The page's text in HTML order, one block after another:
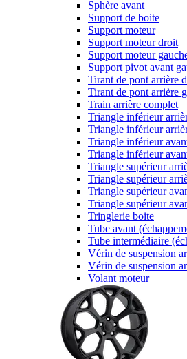
Sphère avant
Support de boite
Support moteur
Support moteur droit
Support moteur
Support pivot avant
Tirant de pont arrière
Tirant de pont arrière
Train arrière complet
Triangle inférieur
Triangle inférieur
Triangle inférieur
Triangle inférieur
Triangle supérieur
Triangle supérieur
Triangle supérieur
Triangle supérieur
Tringlerie boite
Tube avant
Tube intermédiaire
Vérin de suspension
Vérin de suspension
Volant moteur